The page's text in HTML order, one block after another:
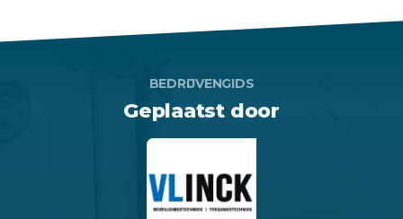
BEDRIJVENGIDS
Geplaatst door